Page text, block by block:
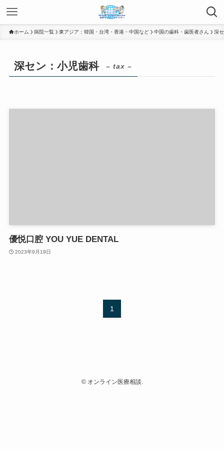
ホーム 病院一覧 東アジア：韓国・台湾・香港・中国など 中国の歯科・歯医者さん 深
深セン：小児歯科 – tax –
優悦口腔 YOU YUE DENTAL
2023年9月19日
1
©オンライン医療相談.